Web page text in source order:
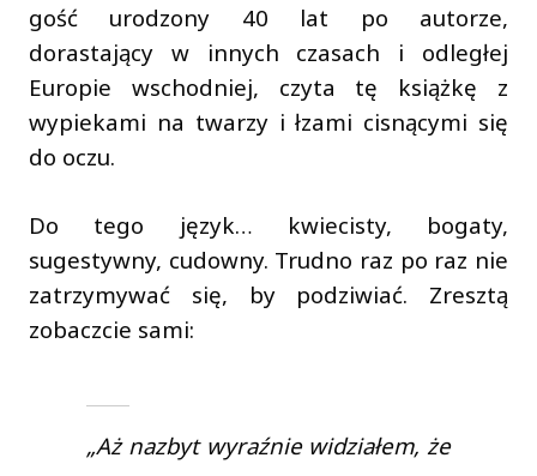
gość urodzony 40 lat po autorze,
dorastający w innych czasach i odległej
Europie wschodniej, czyta tę książkę z
wypiekami na twarzy i łzami cisnącymi się
do oczu.
Do tego język… kwiecisty, bogaty,
sugestywny, cudowny. Trudno raz po raz nie
zatrzymywać się, by podziwiać. Zresztą
zobaczcie sami:
„Aż nazbyt wyraźnie widziałem, że